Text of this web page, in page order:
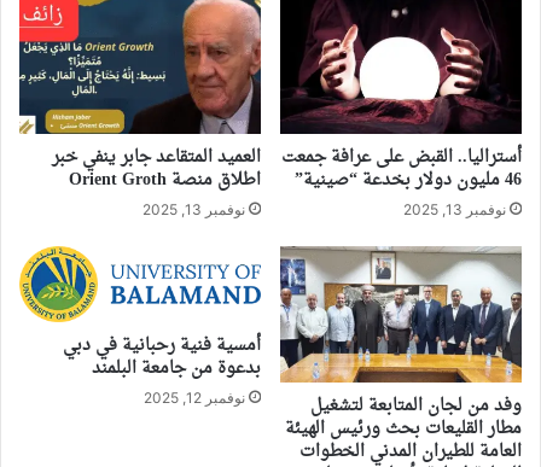
أستراليا.. القبض على عرافة جمعت
46 مليون دولار بخدعة “صينية”
نوفمبر 13, 2025
العميد المتقاعد جابر ينفي خبر
اطلاق منصة Orient Groth
نوفمبر 13, 2025
وفد من لجان المتابعة لتشغيل
مطار القليعات بحث ورئيس الهيئة
العامة للطيران المدني الخطوات
أمسية فنية رحبانية في دبي
بدعوة من جامعة البلمند
نوفمبر 12, 2025